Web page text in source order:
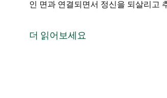
인 면과 연결되면서 정신을 되살리고
간 동안 고요한 명상 연결 및 창의성을
더 읽어보세요